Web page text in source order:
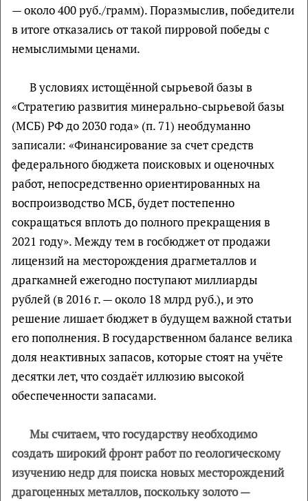
— около 400 руб./грамм). Поразмыслив, победители
в итоге отказались от такой пирровой победы с
немыслимыми ценами.
В условиях истощённой сырьевой базы в
«Стратегию развития минерально-сырьевой базы
(МСБ) РФ до 2030 года» (п. 71) необдуманно
записали: «Финансирование за счет средств
федерального бюджета поисковых и оценочных
работ, непосредственно ориентированных на
воспроизводство МСБ, будет постепенно
сокращаться вплоть до полного прекращения в
2021 году». Между тем в госбюджет от продажи
лицензий на месторождения драгметаллов и
драгкамней ежегодно поступают миллиарды
рублей (в 2016 г. — около 18 млрд руб.), и это
решение лишает бюджет в будущем важной статьи
его пополнения. В государственном балансе велика
доля неактивных запасов, которые стоят на учёте
десятки лет, что создаёт иллюзию высокой
обеспеченности запасами.
Мы считаем, что государству необходимо
создать широкий фронт работ по геологическому
изучению недр для поиска новых месторождений
драгоценных металлов, поскольку золото —